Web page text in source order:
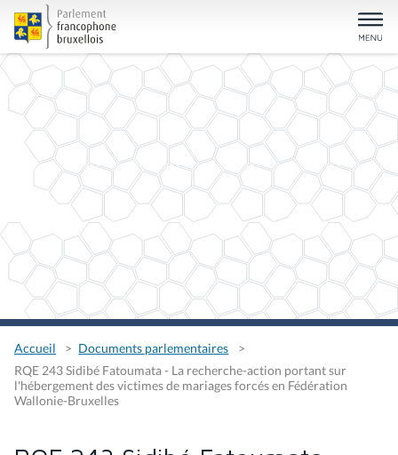
Accueil
Documents parlementaires
RQE 243 Sidibé Fatoumata - La recherche-action portant sur
l'hébergement des victimes de mariages forcés en Fédération
Wallonie-Bruxelles